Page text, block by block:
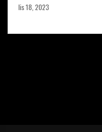
lis 18, 2023